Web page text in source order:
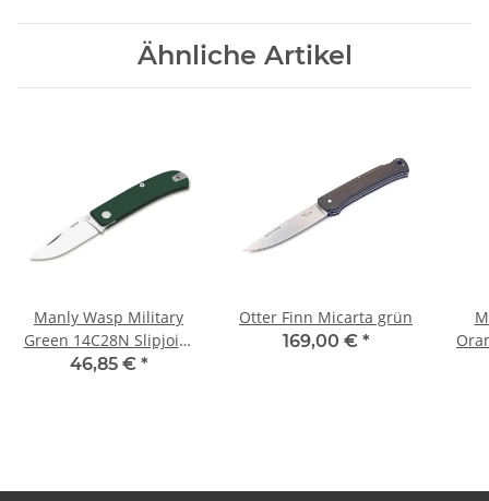
Ähnliche Artikel
Manly Wasp Military
Green 14C28N Slipjoint
Taschenmesser
46,85 € *
Otter Finn Micarta grün
169,00 € *